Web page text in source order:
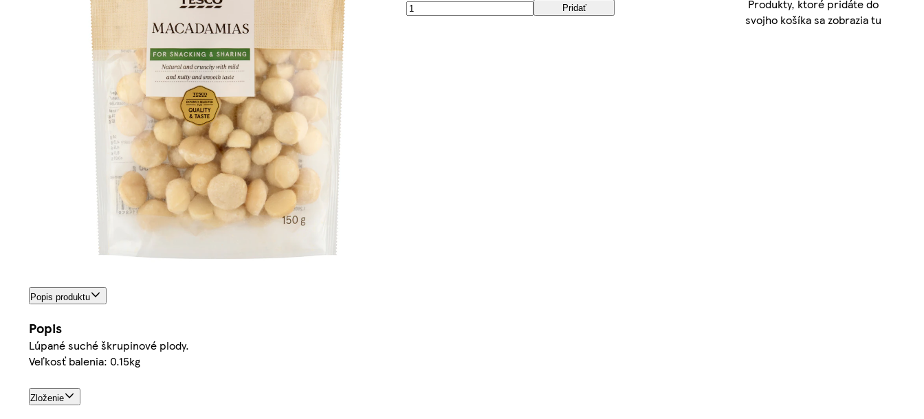
Pridať
Popis produktu
Popis
Lúpané suché škrupinové plody.
Veľkosť balenia: 0.15kg
Zloženie
Produkty, ktoré pridáte do
svojho košíka sa zobrazia tu